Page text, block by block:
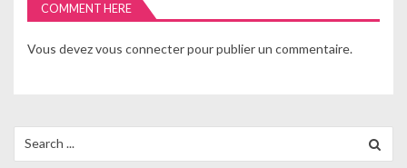
t
i
d
COMMENT HERE
Vous devezvous connecterpour publier un commentaire.
for: